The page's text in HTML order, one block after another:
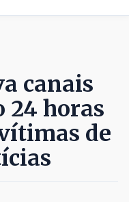
canais
24 horas
de